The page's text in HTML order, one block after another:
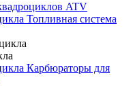
ATV
Топливная система
Карбюраторы для